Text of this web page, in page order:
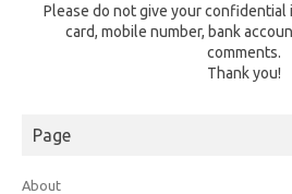
Please do not give your confidential
card, mobile number, bank
comments.
Thank you!
Page
About